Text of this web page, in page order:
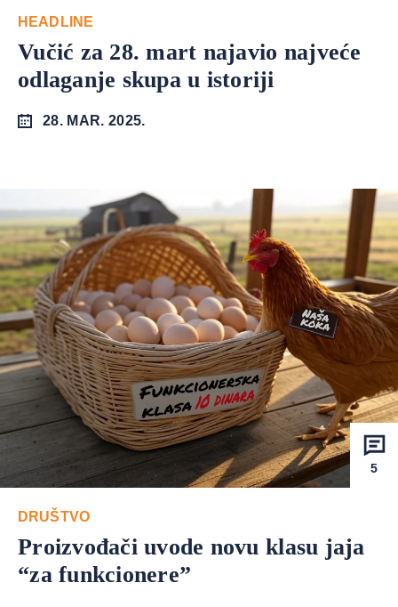
HEADLINE
Vučić za 28. mart najavio najveće
odlaganje skupa u istoriji
28. MAR. 2025.
5
DRUŠTVO
Proizvođači uvode novu klasu jaja
“za funkcionere”